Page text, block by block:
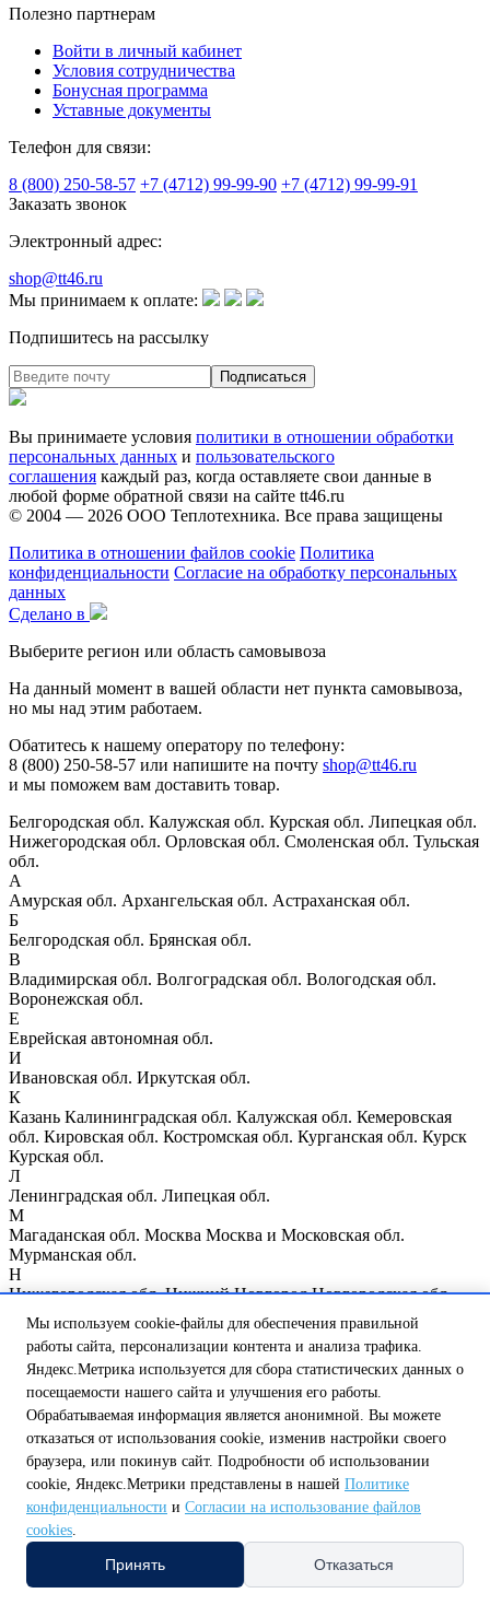
Полезно партнерам
Войти в личный кабинет
Условия сотрудничества
Бонусная программа
Уставные документы
Телефон для связи:
8 (800) 250-58-57 +7 (4712) 99-99-90 +7 (4712) 99-99-91
Заказать звонок
Электронный адрес:
shop@tt46.ru
Мы принимаем к оплате:
Подпишитесь на рассылку
Вы принимаете условия политики в отношении обработки
персональных данных и пользовательского
соглашения каждый раз, когда оставляете свои данные в
любой форме обратной связи на сайте tt46.ru
© 2004 — 2026 ООО Теплотехника. Все права защищены
Политика в отношении файлов cookie Политика
конфиденциальности Согласие на обработку персональных
данных
Сделано в
Выберите регион или область самовывоза
На данный момент в вашей области нет пункта самовывоза,
но мы над этим работаем.
Обатитесь к нашему оператору по телефону:
8 (800) 250-58-57 или напишите на почту shop@tt46.ru
и мы поможем вам доставить товар.
Белгородская обл. Калужская обл. Курская обл. Липецкая обл.
Нижегородская обл. Орловская обл. Смоленская обл. Тульская
обл.
А
Амурская обл. Архангельская обл. Астраханская обл.
Б
Белгородская обл. Брянская обл.
В
Владимирская обл. Волгоградская обл. Вологодская обл.
Воронежская обл.
Е
Еврейская автономная обл.
И
Ивановская обл. Иркутская обл.
К
Казань Калининградская обл. Калужская обл. Кемеровская
обл. Кировская обл. Костромская обл. Курганская обл. Курск
Курская обл.
Л
Ленинградская обл. Липецкая обл.
М
Магаданская обл. Москва Москва и Московская обл.
Мурманская обл.
Н
Нижегородская обл. Нижний Новгород Новгородская обл.
Новосибирская обл.
Омская обл. Оренбургская обл. Орловская обл.
Пензенская обл. Псковская обл.
Республика Мордовия Республика Мэрий Эл Республика
Татарстан
Республика Чувашия Ростовская обл.
Самарская обл. Санкт-Петербург Саратовская обл.
Сахалинская обл. Свердловская обл. Смоленская обл.
Тамбовская обл.
Томская обл.
Тюменская обл.
Мы используем cookie-файлы для обеспечения правильной
работы сайта, персонализации контента и анализа трафика.
Яндекс.Метрика используется для сбора статистических данных о
посещаемости нашего сайта и улучшения его работы.
Обрабатываемая информация является анонимной. Вы можете
отказаться от использования cookie, изменив настройки своего
браузера, или покинув сайт. Подробности об использовании
cookie, Яндекс.Метрики представлены в нашей Политике
конфиденциальности и Согласии на использование файлов
cookies.
Принять Отказаться